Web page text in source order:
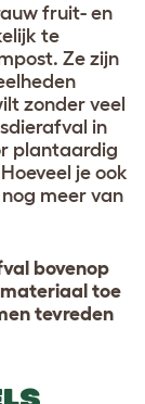
fruit- en
te
Ze zijn
zonder veel
in
plantaardig
je ook
meer van
bovenop
materiaal toe
tevreden